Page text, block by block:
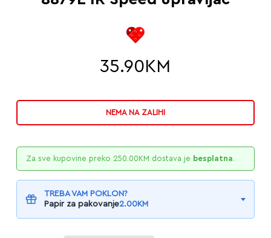
35.90 KM
NEMA NA ZALIHI
Za sve kupovine preko 250.00 KM dostava je besplatna.
TREBA VAM POKLON?
Papir za pakovanje2.00KM